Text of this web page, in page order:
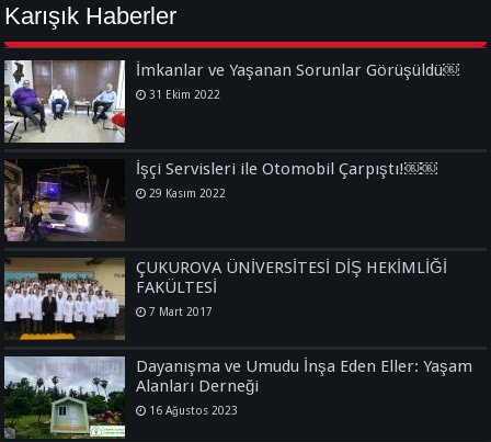
Karışık Haberler
İmkanlar ve Yaşanan Sorunlar Görüşüldü￼
31 Ekim 2022
İşçi Servisleri ile Otomobil Çarpıştı!￼￼
29 Kasım 2022
ÇUKUROVA ÜNİVERSİTESİ DİŞ HEKİMLİĞİ
FAKÜLTESİ
7 Mart 2017
Dayanışma ve Umudu İnşa Eden Eller: Yaşam
Alanları Derneği
16 Ağustos 2023